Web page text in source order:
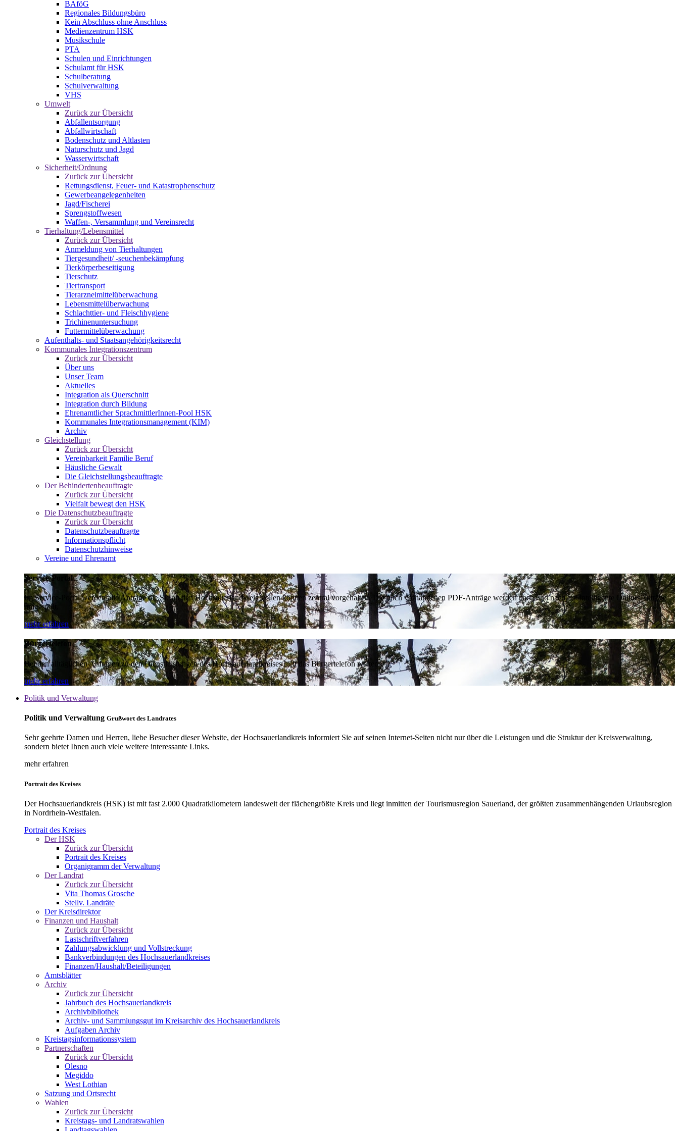
BAföG
Regionales Bildungsbüro
Kein Abschluss ohne Anschluss
Medienzentrum HSK
Musikschule
PTA
Schulen und Einrichtungen
Schulamt für HSK
Schulberatung
Schulverwaltung
VHS
Umwelt
Zurück zur Übersicht
Abfallentsorgung
Abfallwirtschaft
Bodenschutz und Altlasten
Naturschutz und Jagd
Wasserwirtschaft
Sicherheit/Ordnung
Zurück zur Übersicht
Rettungsdienst, Feuer- und Katastrophenschutz
Gewerbeangelegenheiten
Jagd/Fischerei
Sprengstoffwesen
Waffen-, Versammlung und Vereinsrecht
Tierhaltung/Lebensmittel
Zurück zur Übersicht
Anmeldung von Tierhaltungen
Tiergesundheit/ -seuchenbekämpfung
Tierkörperbeseitigung
Tierschutz
Tiertransport
Tierarzneimittelüberwachung
Lebensmittelüberwachung
Schlachttier- und Fleischhygiene
Trichinenuntersuchung
Futtermittelüberwachung
Aufenthalts- und Staatsangehörigkeitsrecht
Kommunales Integrationszentrum
Zurück zur Übersicht
Über uns
Unser Team
Aktuelles
Integration als Querschnitt
Integration durch Bildung
Ehrenamtlicher SprachmittlerInnen-Pool HSK
Kommunales Integrationsmanagement (KIM)
Archiv
Gleichstellung
Zurück zur Übersicht
Vereinbarkeit Familie Beruf
Häusliche Gewalt
Die Gleichstellungsbeauftragte
Der Behindertenbeauftragte
Zurück zur Übersicht
Vielfalt bewegt den HSK
Die Datenschutzbeauftragte
Zurück zur Übersicht
Datenschutzbeauftragte
Informationspflicht
Datenschutzhinweise
Vereine und Ehrenamt
Service-Portal
Im Service-Portal werden alle Anträge die Sie an den Hochsauerlandkreis stellen können zentral vorgehalten. Die noch vorhandenen PDF-Anträge werden nach und nach auf intelligente Online-Anträge
umgestellt.
mehr erfahren
Bürgertelefon
Bei den alltäglichen Anfragen zu den Dienstleistungen des Hochsauerlandkreises hilft das Bürgertelefon weiter.
mehr erfahren
Politik und Verwaltung
Politik und Verwaltung Grußwort des Landrates
Sehr geehrte Damen und Herren, liebe Besucher dieser Website, der Hochsauerlandkreis informiert Sie auf seinen Internet-Seiten nicht nur über die Leistungen und die Struktur der Kreisverwaltung,
sondern bietet Ihnen auch viele weitere interessante Links.
mehr erfahren
Portrait des Kreises
Der Hochsauerlandkreis (HSK) ist mit fast 2.000 Quadratkilometern landesweit der flächengrößte Kreis und liegt inmitten der Tourismusregion Sauerland, der größten zusammenhängenden Urlaubsregion
in Nordrhein-Westfalen.
Portrait des Kreises
Der HSK
Zurück zur Übersicht
Portrait des Kreises
Organigramm der Verwaltung
Der Landrat
Zurück zur Übersicht
Vita Thomas Grosche
Stellv. Landräte
Der Kreisdirektor
Finanzen und Haushalt
Zurück zur Übersicht
Lastschriftverfahren
Zahlungsabwicklung und Vollstreckung
Bankverbindungen des Hochsauerlandkreises
Finanzen/Haushalt/Beteiligungen
Amtsblätter
Archiv
Zurück zur Übersicht
Jahrbuch des Hochsauerlandkreis
Archivbibliothek
Archiv- und Sammlungsgut im Kreisarchiv des Hochsauerlandkreis
Aufgaben Archiv
Kreistagsinformationssystem
Partnerschaften
Zurück zur Übersicht
Olesno
Megiddo
West Lothian
Satzung und Ortsrecht
Wahlen
Zurück zur Übersicht
Kreistags- und Landratswahlen